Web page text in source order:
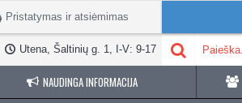
Pristatymas ir atsiėmimas
Utena, Šaltinių g. 1, I-V: 9-17
NAUDINGA INFORMACIJA